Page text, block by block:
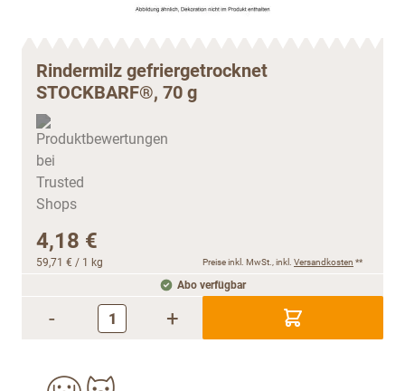
Rindermilz gefriergetrocknet
STOCKBARF®, 70 g
4,18 €
59,71 € / 1 kg Preise inkl. MwSt., inkl. Versandkosten **
Abo verfügbar
- +